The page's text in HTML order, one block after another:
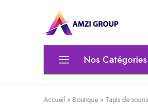
Amzi
Group
Le
top
l'electronique
Nos Catégories
Accueil » Boutique » Tapis de